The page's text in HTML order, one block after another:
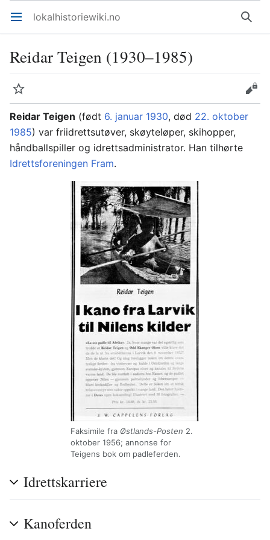
Åpne hovedmenyen lokalhistoriewiki.no Søk
Reidar Teigen (1930–1985)
Overvåk
Rediger
Reidar Teigen (født 6. januar 1930, død 22. oktober
1985) var friidrettsutøver, skøyteløper, skihopper,
håndballspiller og idrettsadministrator. Han tilhørte
Idrettsforeningen Fram.
Faksimile fra Østlands-Posten 2.
oktober 1956; annonse for
Teigens bok om padleferden.
Idrettskarriere
Kanoferden